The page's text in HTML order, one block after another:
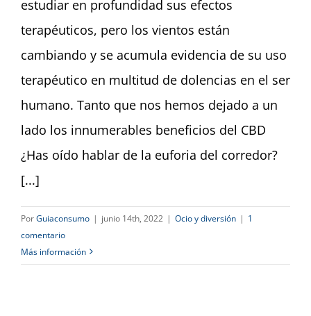
estudiar en profundidad sus efectos
terapéuticos, pero los vientos están
cambiando y se acumula evidencia de su uso
terapéutico en multitud de dolencias en el ser
humano. Tanto que nos hemos dejado a un
lado los innumerables beneficios del CBD
¿Has oído hablar de la euforia del corredor?
[...]
PorGuiaconsumo | junio 14th, 2022 | Ocio y diversión | 1
comentario
Más información